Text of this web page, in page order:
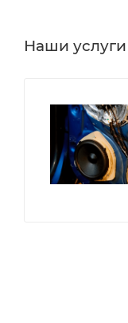
Наши услуги